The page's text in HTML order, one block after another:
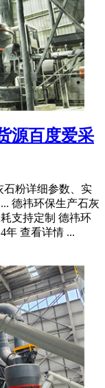
源百度爱采
石粉详细参数、实
德祎环保生产石灰
支持定制 德祎环
年 查看详情 ...